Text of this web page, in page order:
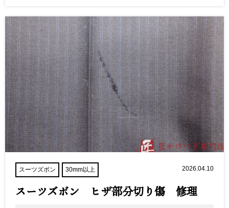
スーツズボン 30mm以上 2026.04.10
スーツズボン ヒザ部分切り傷 修理